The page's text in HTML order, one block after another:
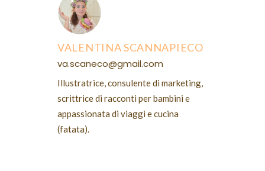
VALENTINA SCANNAPIECO
va.scaneco@gmail.com
Illustratrice, consulente di marketing,
scrittrice di racconti per bambini e
appassionata di viaggi e cucina
(fatata).